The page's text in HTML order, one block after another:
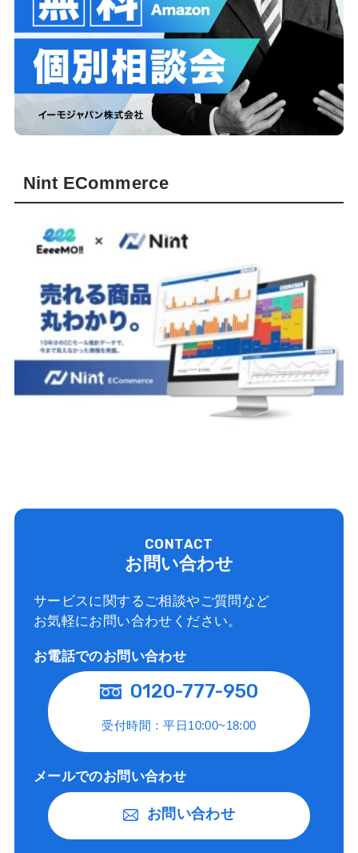
Nint ECommerce
CONTACT
お問い合わせ
サービスに関するご相談やご質問など
お気軽にお問い合わせください。
お電話でのお問い合わせ
0120-777-950
受付時間：平日10:00~18:00
メールでのお問い合わせ
お問い合わせ